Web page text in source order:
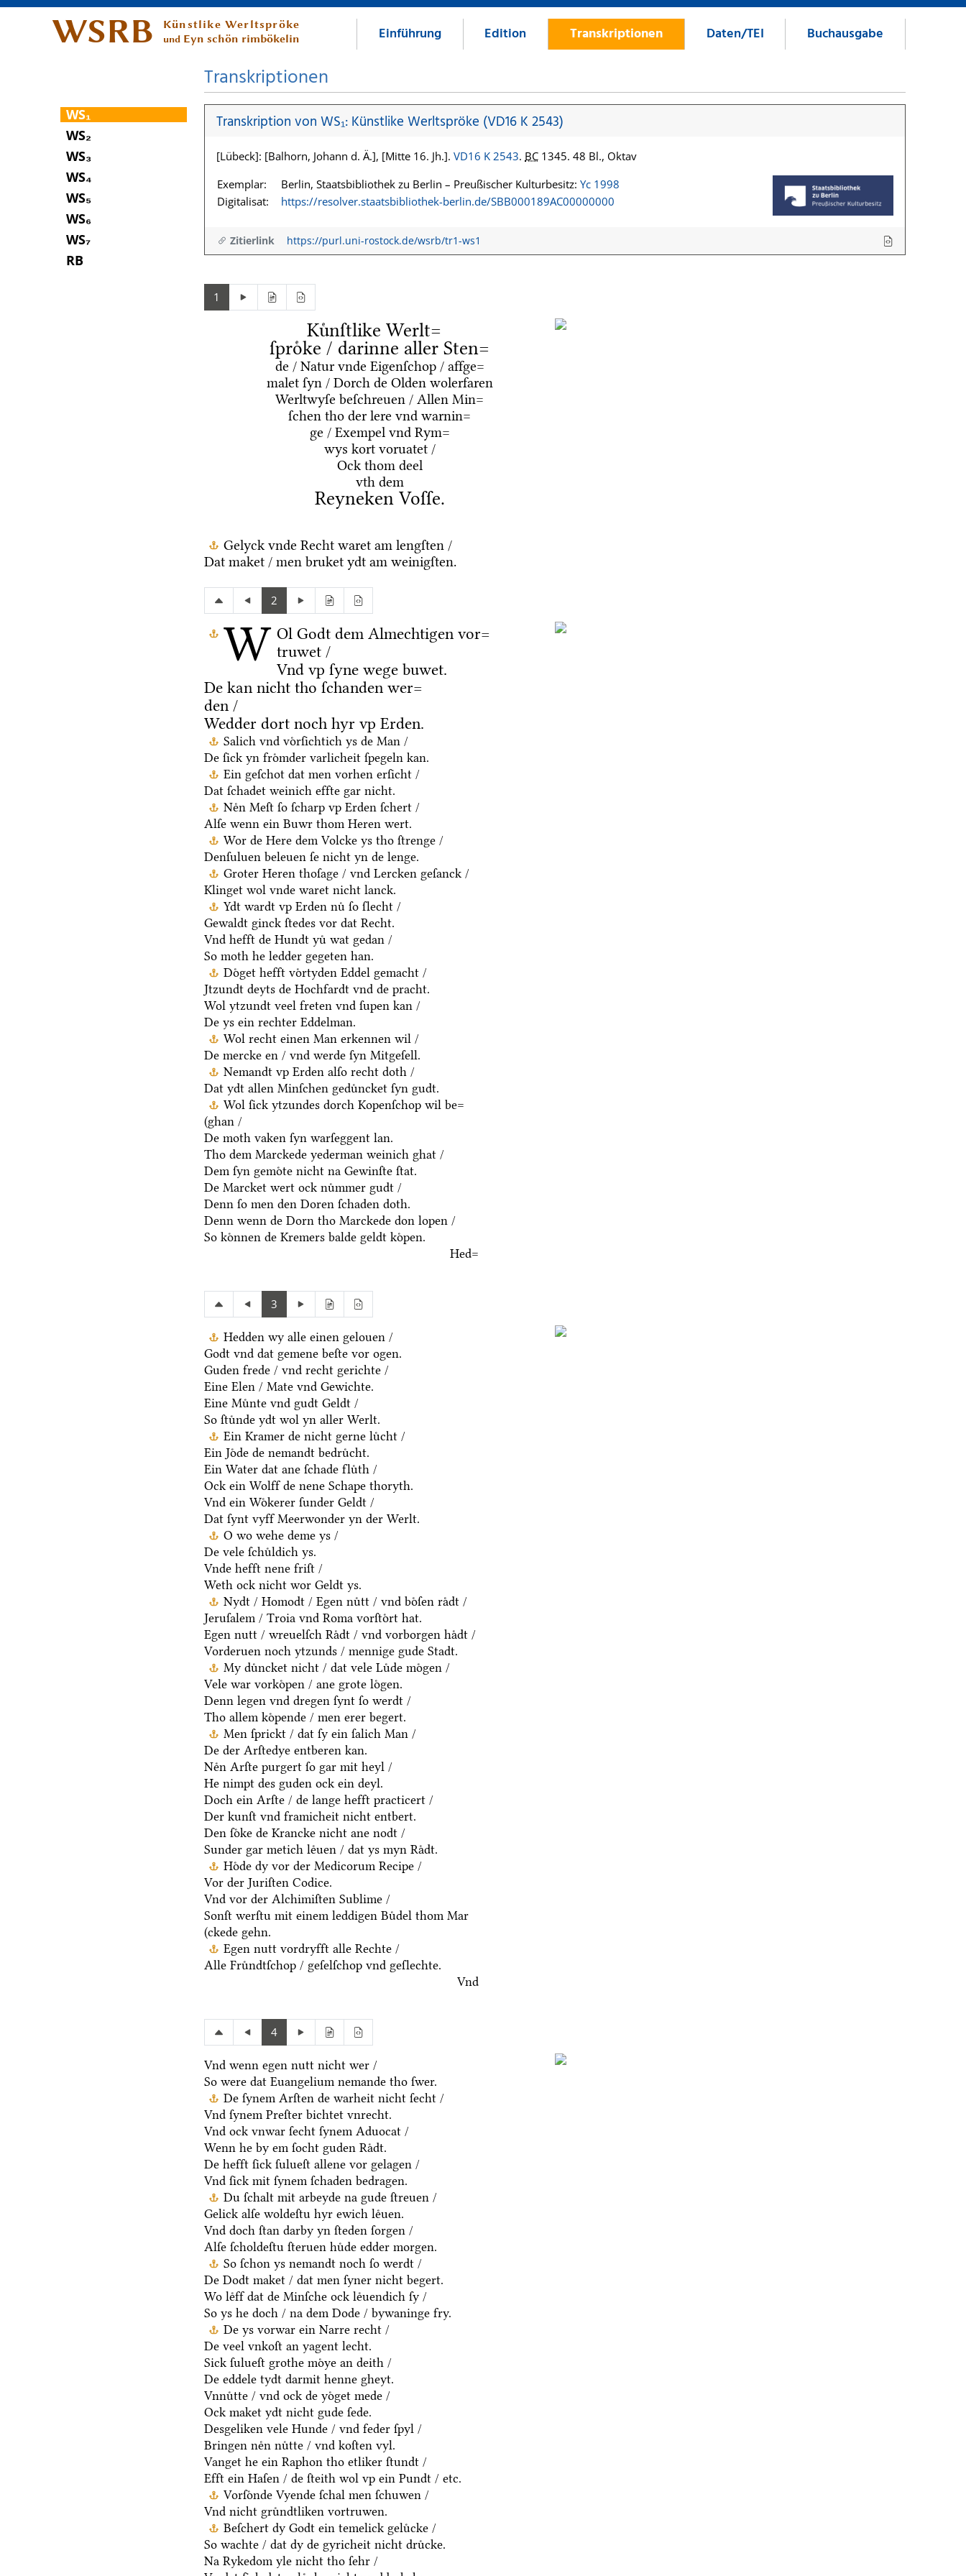
WSRB Künstlike Werltspröke
und Eyn schön rimbökelin Einführung Edition Transkriptionen Daten/TEI Buchausgabe
WS₁
WS₂
WS₃
WS₄
WS₅
WS₆
WS₇
RB
Transkriptionen
Transkription von WS₁: Künstlike Werltspröke (VD16 K 2543)
[Lübeck]: [Balhorn, Johann d. Ä.], [Mitte 16. Jh.]. VD16 K 2543. BC 1345. 48 Bl., Oktav
Exemplar:
Berlin, Staatsbibliothek zu Berlin – Preußischer Kulturbesitz: Yc 1998
Digitalisat:
https://resolver.staatsbibliothek-berlin.de/SBB000189AC00000000
Zitierlink https://purl.uni-rostock.de/wsrb/tr1-ws1
1
Kuͤnſtlike Werlt=
ſproͤke / darinne aller Sten=
de / Natur vnde Eigenſchop / affge=
malet ſyn / Dorch de Olden wolerfaren
Werltwyſe beſchreuen / Allen Min=
ſchen tho der lere vnd warnin=
ge / Exempel vnd Rym=
wys kort voruatet /
Ock thom deel
vth dem
Reyneken Voſſe.
Gelyck vnde Recht waret am lengſten /
Dat maket / men bruket ydt am weinigſten.
2
W Ol Godt dem Almechtigen vor=
truwet /
Vnd vp ſyne wege buwet.
De kan nicht tho ſchanden wer=
den /
Wedder dort noch hyr vp Erden.
Salich vnd voͤrſichtich ys de Man /
De ſick yn froͤmder varlicheit ſpegeln kan.
Ein geſchot dat men vorhen erſicht /
Dat ſchadet weinich effte gar nicht.
Neͤn Meſt ſo ſcharp vp Erden ſchert /
Alſe wenn ein Buwr thom Heren wert.
Wor de Here dem Volcke ys tho ſtrenge /
Denſuluen beleuen ſe nicht yn de lenge.
Groter Heren thoſage / vnd Lercken geſanck /
Klinget wol vnde waret nicht lanck.
Ydt wardt vp Erden nuͤ ſo ſlecht /
Gewaldt ginck ſtedes vor dat Recht.
Vnd hefft de Hundt yuͤ wat gedan /
So moth he ledder gegeten han.
Doͤget hefft voͤrtyden Eddel gemacht /
Jtzundt deyts de Hochfardt vnd de pracht.
Wol ytzundt veel freten vnd ſupen kan /
De ys ein rechter Eddelman.
Wol recht einen Man erkennen wil /
De mercke en / vnd werde ſyn Mitgeſell.
Nemandt vp Erden alſo recht doth /
Dat ydt allen Minſchen geduͤncket ſyn gudt.
Wol ſick ytzundes dorch Kopenſchop wil be=
(ghan /
De moth vaken ſyn warſeggent lan.
Tho dem Marckede yederman weinich ghat /
Dem ſyn gemoͤte nicht na Gewinſte ſtat.
De Marcket wert ock nuͤmmer gudt /
Denn ſo men den Doren ſchaden doth.
Denn wenn de Dorn tho Marckede don lopen /
So koͤnnen de Kremers balde geldt koͤpen.
Hed=
3
Hedden wy alle einen gelouen /
Godt vnd dat gemene beſte vor ogen.
Guden frede / vnd recht gerichte /
Eine Elen / Mate vnd Gewichte.
Eine Muͤnte vnd gudt Geldt /
So ſtuͤnde ydt wol yn aller Werlt.
Ein Kramer de nicht gerne luͤcht /
Ein Joͤde de nemandt bedruͤcht.
Ein Water dat ane ſchade fluͤth /
Ock ein Wolff de nene Schape thoryth.
Vnd ein Woͤkerer ſunder Geldt /
Dat ſynt vyff Meerwonder yn der Werlt.
O wo wehe deme ys /
De vele ſchuͤldich ys.
Vnde hefft nene friſt /
Weth ock nicht wor Geldt ys.
Nydt / Homodt / Egen nuͤtt / vnd boͤſen raͤdt /
Jeruſalem / Troia vnd Roma vorſtoͤrt hat.
Egen nutt / wreuelſch Raͤdt / vnd vorborgen haͤdt /
Vorderuen noch ytzunds / mennige gude Stadt.
My duͤncket nicht / dat vele Luͤde moͤgen /
Vele war vorkoͤpen / ane grote loͤgen.
Denn legen vnd dregen ſynt ſo werdt /
Tho allem koͤpende / men erer begert.
Men ſprickt / dat ſy ein ſalich Man /
De der Arſtedye entberen kan.
Neͤn Arſte purgert ſo gar mit heyl /
He nimpt des guden ock ein deyl.
Doch ein Arſte / de lange hefft practicert /
Der kunſt vnd framicheit nicht entbert.
Den ſoͤke de Krancke nicht ane nodt /
Sunder gar metich leͤuen / dat ys myn Raͤdt.
Hoͤde dy vor der Medicorum Recipe /
Vor der Juriſten Codice.
Vnd vor der Alchimiſten Sublime /
Sonſt werſtu mit einem leddigen Buͤdel thom Mar
(ckede gehn.
Egen nutt vordryfft alle Rechte /
Alle Fruͤndtſchop / geſelſchop vnd geſlechte.
Vnd
4
Vnd wenn egen nutt nicht wer /
So were dat Euangelium nemande tho ſwer.
De ſynem Arſten de warheit nicht ſecht /
Vnd ſynem Preſter bichtet vnrecht.
Vnd ock vnwar ſecht ſynem Aduocat /
Wenn he by em ſocht guden Raͤdt.
De hefft ſick ſulueſt allene vor gelagen /
Vnd ſick mit ſynem ſchaden bedragen.
Du ſchalt mit arbeyde na gude ſtreuen /
Gelick alſe woldeſtu hyr ewich leͤuen.
Vnd doch ſtan darby yn ſteden ſorgen /
Alſe ſcholdeſtu ſteruen huͤde edder morgen.
So ſchon ys nemandt noch ſo werdt /
De Dodt maket / dat men ſyner nicht begert.
Wo leͤff dat de Minſche ock leͤuendich ſy /
So ys he doch / na dem Dode / bywaninge fry.
De ys vorwar ein Narre recht /
De veel vnkoſt an yagent lecht.
Sick ſulueſt grothe moͤye an deith /
De eddele tydt darmit henne gheyt.
Vnnuͤtte / vnd ock de yoͤget mede /
Ock maket ydt nicht gude ſede.
Desgeliken vele Hunde / vnd feder ſpyl /
Bringen neͤn nuͤtte / vnd koſten vyl.
Vanget he ein Raphon tho etliker ſtundt /
Efft ein Haſen / de ſteith wol vp ein Pundt / etc.
Vorſoͤnde Vyende ſchal men ſchuwen /
Vnd nicht gruͤndtliken vortruwen.
Beſchert dy Godt ein temelick geluͤcke /
So wachte / dat dy de gyricheit nicht druͤcke.
Na Rykedom yle nicht tho ſehr /